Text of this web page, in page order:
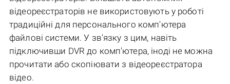
відеореєстраторів не використовують у роботі
традиційні для персонального комп'ютера
файлові системи. У зв'язку з цим, навіть
підключивши DVR до комп'ютера, іноді не можна
прочитати або скопіювати з відеореєстратора
відео.